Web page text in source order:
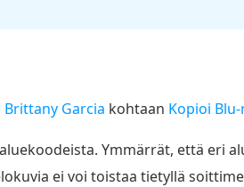
Brittany Garcia kohtaan Kopioi
Ymmärrät, että eri
ei voi toistaa tietyllä